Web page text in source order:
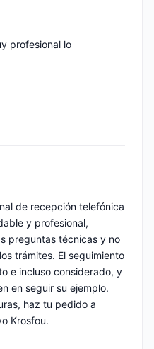
profesional lo
de recepción telefónica
y profesional,
preguntas técnicas y no
trámites. El seguimiento
e incluso considerado, y
en seguir su ejemplo.
haz tu pedido a
Krosfou.